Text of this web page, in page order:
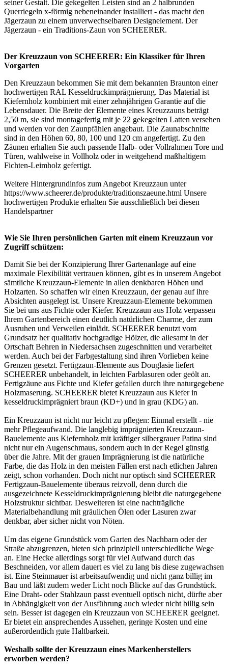
seiner Gestalt. Die gekegelten Leisten sind an 2 halbrunden
Querriegeln x-förmig nebeneinander installiert - das macht den
Jägerzaun zu einem unverwechselbaren Designelement. Der
Jägerzaun - ein Traditions-Zaun von SCHEERER.
Der Kreuzzaun von SCHEERER: Ein Klassiker für Ihren
Vorgarten
Den Kreuzzaun bekommen Sie mit dem bekannten Braunton einer
hochwertigen RAL Kesseldruckimprägnierung. Das Material ist
Kiefernholz kombiniert mit einer zehnjährigen Garantie auf die
Lebensdauer. Die Breite der Elemente eines Kreuzzauns beträgt
2,50 m, sie sind montagefertig mit je 22 gekegelten Latten versehen
und werden vor den Zaunpfählen angebaut. Die Zaunabschnitte
sind in den Höhen 60, 80, 100 und 120 cm angefertigt. Zu den
Zäunen erhalten Sie auch passende Halb- oder Vollrahmen Tore und
Türen, wahlweise in Vollholz oder in weitgehend maßhaltigem
Fichten-Leimholz gefertigt.
Weitere Hintergrundinfos zum Angebot Kreuzzaun unter
https://www.scheerer.de/produkte/traditionszaeune.html Unsere
hochwertigen Produkte erhalten Sie ausschließlich bei diesen
Handelspartner
Wie Sie Ihren persönlichen Garten mit einem Kreuzzaun vor
Zugriff schützen:
Damit Sie bei der Konzipierung Ihrer Gartenanlage auf eine
maximale Flexibilität vertrauen können, gibt es in unserem Angebot
sämtliche Kreuzzaun-Elemente in allen denkbaren Höhen und
Holzarten. So schaffen wir einen Kreuzzaun, der genau auf ihre
Absichten ausgelegt ist. Unsere Kreuzzaun-Elemente bekommen
Sie bei uns aus Fichte oder Kiefer. Kreuzzaun aus Holz verpassen
Ihrem Gartenbereich einen deutlich natürlichen Charme, der zum
Ausruhen und Verweilen einlädt. SCHEERER benutzt vom
Grundsatz her qualitativ hochgradige Hölzer, die allesamt in der
Ortschaft Behren in Niedersachsen zugeschnitten und verarbeitet
werden. Auch bei der Farbgestaltung sind ihren Vorlieben keine
Grenzen gesetzt. Fertigzaun-Elemente aus Douglasie liefert
SCHEERER unbehandelt, in leichten Farblasuren oder geölt an.
Fertigzäune aus Fichte und Kiefer gefallen durch ihre naturgegebene
Holzmaserung. SCHEERER bietet Kreuzzaun aus Kiefer in
kesseldruckimprägniert braun (KD+) und in grau (KDG) an.
Ein Kreuzzaun ist nicht nur leicht zu pflegen: Einmal erstellt - nie
mehr Pflegeaufwand. Die langlebig imprägnierten Kreuzzaun-
Bauelemente aus Kiefernholz mit kräftiger silbergrauer Patina sind
nicht nur ein Augenschmaus, sondern auch in der Regel günstig
über die Jahre. Mit der grauen Imprägnierung ist die natürliche
Farbe, die das Holz in den meisten Fällen erst nach etlichen Jahren
zeigt, schon vorhanden. Doch nicht nur optisch sind SCHEERER
Fertigzaun-Bauelemente überaus reizvoll, denn durch die
ausgezeichnete Kesseldruckimprägnierung bleibt die naturgegebene
Holzstruktur sichtbar. Desweiteren ist eine nachträgliche
Materialbehandlung mit gräulichen Ölen oder Lasuren zwar
denkbar, aber sicher nicht von Nöten.
Um das eigene Grundstück vom Garten des Nachbarn oder der
Straße abzugrenzen, bieten sich prinzipiell unterschiedliche Wege
an. Eine Hecke allerdings sorgt für viel Aufwand durch das
Beschneiden, vor allem dauert es viel zu lang bis diese zugewachsen
ist. Eine Steinmauer ist arbeitsaufwendig und nicht ganz billig im
Bau und läßt zudem weder Licht noch Blicke auf das Grundstück.
Eine Draht- oder Stahlzaun passt eventuell optisch nicht, dürfte aber
in Abhängigkeit von der Ausführung auch wieder nicht billig sein
sein. Besser ist dagegen ein Kreuzzaun von SCHEERER geeignet.
Er bietet ein ansprechendes Aussehen, geringe Kosten und eine
außerordentlich gute Haltbarkeit.
Weshalb sollte der Kreuzzaun eines Markenherstellers
erworben werden?